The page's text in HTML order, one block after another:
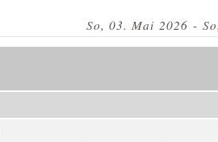
So, 03. Mai 2026 -